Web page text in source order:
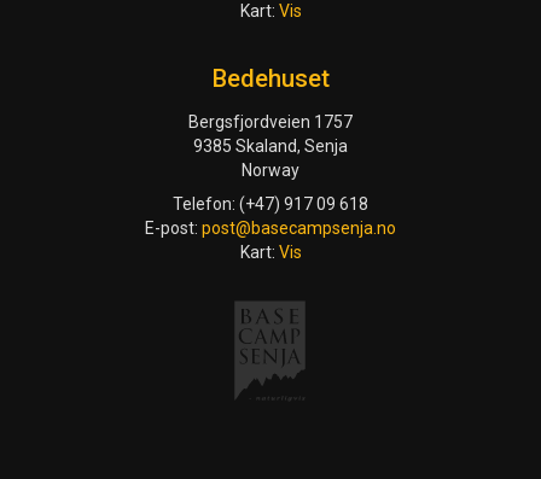
Kart: Vis
Bedehuset
Bergsfjordveien 1757
9385 Skaland, Senja
Norway
Telefon: (+47) 917 09 618
E-post: post@basecampsenja.no
Kart: Vis